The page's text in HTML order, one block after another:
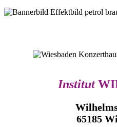
Institut
65185